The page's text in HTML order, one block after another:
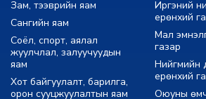
Зам, тээврийн яам
Сангийн яам
Соёл, спорт, аялал
жуулчлал, залуучуудын
яам
Хот байгуулалт, барилга,
орон сууцжуулалтын яам
Иргэний
ерөнхий
Мал
газар
Нийгмийн
ерөнхий
Оюуны